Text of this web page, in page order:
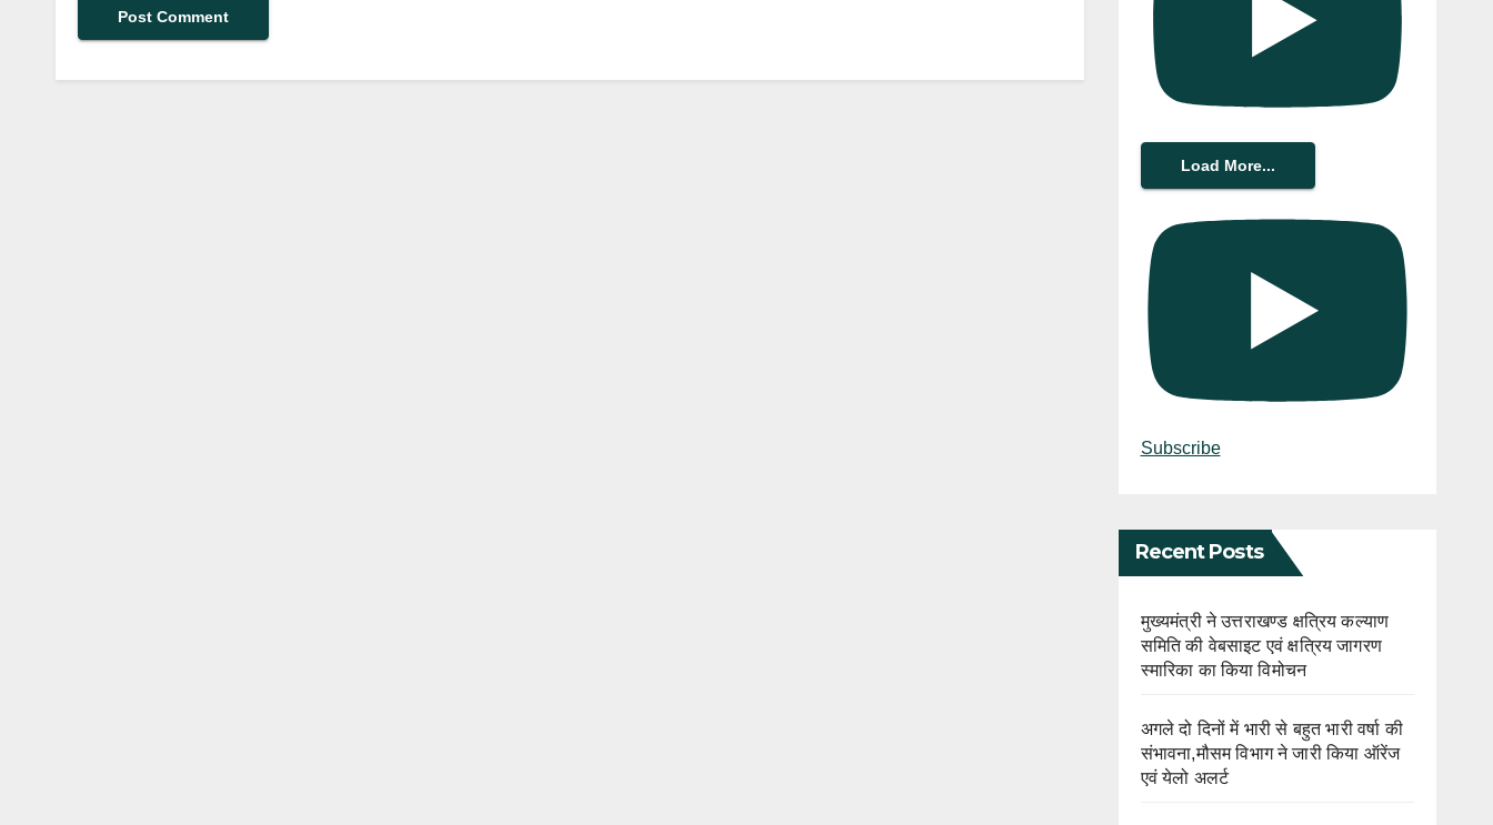
Load More...
Subscribe
Recent Posts
मुख्यमंत्री ने उत्तराखण्ड क्षत्रिय कल्याण
समिति की वेबसाइट एवं क्षत्रिय जागरण
स्मारिका का किया विमोचन
अगले दो दिनों में भारी से बहुत भारी वर्षा की
संभावना,मौसम विभाग ने जारी किया ऑरेंज
एवं येलो अलर्ट